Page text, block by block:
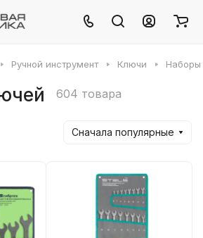
Ручной инструмент Ключи
604 товара
Сначала популярные